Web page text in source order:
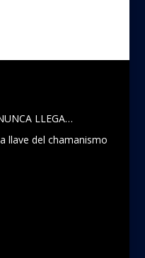
LLEGA…
llave del chamanismo